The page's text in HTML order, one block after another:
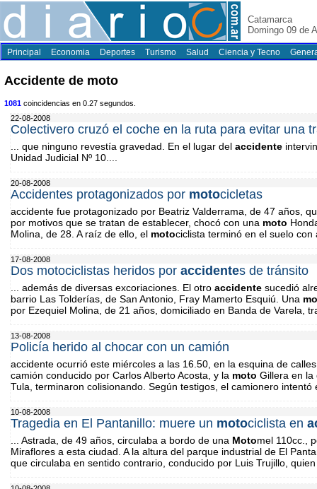
Catamarca
Domingo 09 de
Principal Economia Deportes Turismo Salud Ciencia y Tecno
Accidente de moto
1081 coincidencias en 0.27 segundos.
22-08-2008
Colectivero cruzó el coche en la ruta para evitar una
... que ninguno revestía gravedad. En el lugar del accidente
Unidad Judicial Nº 10....
20-08-2008
Accidentes protagonizados por motocicletas
accidente fue protagonizado por Beatriz Valderrama, de 47 años,
por motivos que se tratan de establecer, chocó con una moto
Molina, de 28. A raíz de ello, el motociclista terminó en el suelo
17-08-2008
Dos motociclistas heridos por accidentes de tránsito
... además de diversas excoriaciones. El otro accidente sucedió
barrio Las Tolderías, de San Antonio, Fray Mamerto Esquiú. Una
por Ezequiel Molina, de 21 años, domiciliado en Banda de Varela,
13-08-2008
Policía herido al chocar con un camión
accidente ocurrió este miércoles a las 16.50, en la esquina de
camión conducido por Carlos Alberto Acosta, y la moto Gillera en la
Tula, terminaron colisionando. Según testigos, el camionero intentó
10-08-2008
Tragedia en El Pantanillo: muere un motociclista en
... Astrada, de 49 años, circulaba a bordo de una Motomel 110cc.,
Miraflores a esta ciudad. A la altura del parque industrial de El
que circulaba en sentido contrario, conducido por Luis Trujillo,